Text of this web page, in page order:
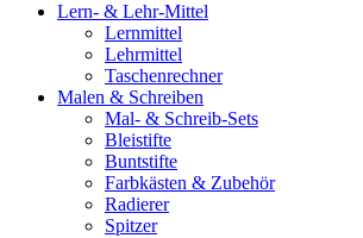
Lern- & Lehr-Mittel
Lernmittel
Lehrmittel
Taschenrechner
Malen & Schreiben
Mal- & Schreib-Sets
Bleistifte
Buntstifte
Farbkästen & Zubehör
Radierer
Spitzer